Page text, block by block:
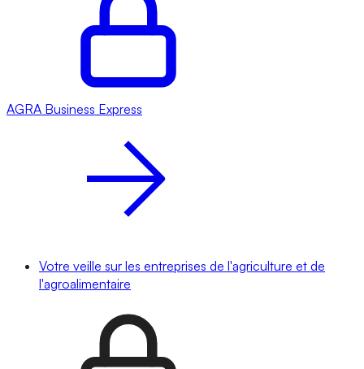
AGRA Business Express
Votre veille sur les entreprises de l'agriculture et de
l'agroalimentaire